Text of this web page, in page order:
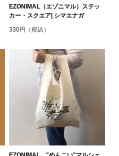
EZONIMAL（エゾニマル）ステッ
カー・スクエア| シマエナガ
330円（税込）